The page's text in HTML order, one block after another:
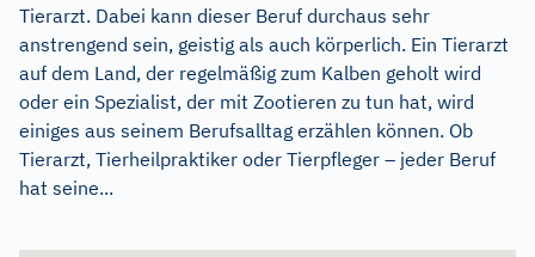
Tierarzt. Dabei kann dieser Beruf durchaus sehr
anstrengend sein, geistig als auch körperlich. Ein Tierarzt
auf dem Land, der regelmäßig zum Kalben geholt wird
oder ein Spezialist, der mit Zootieren zu tun hat, wird
einiges aus seinem Berufsalltag erzählen können. Ob
Tierarzt, Tierheilpraktiker oder Tierpfleger – jeder Beruf
hat seine...